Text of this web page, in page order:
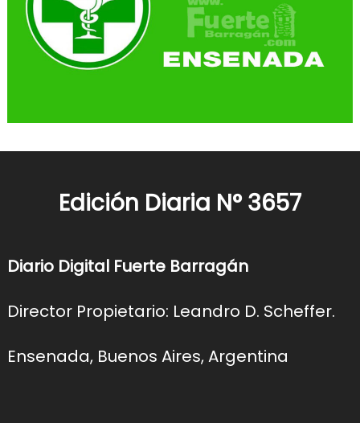
Edición Diaria N° 3657
Diario Digital Fuerte Barragán
Director Propietario: Leandro D. Scheffer.
Ensenada, Buenos Aires, Argentina